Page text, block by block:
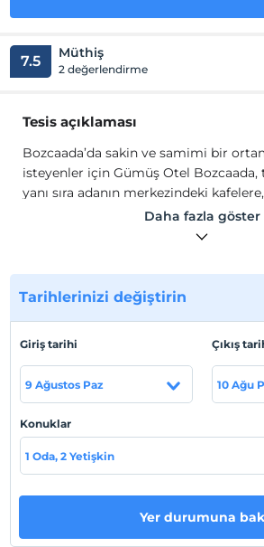
7.5 Müthiş
2 değerlendirme
Tesis açıklaması
Bozcaada’da sakin ve samimi bir
isteyenler için Gümüş Otel Bozcaada,
yanı sıra adanın merkezindeki
adanın önemli noktalarına yakın
banyo, 7/24 sıcak su, havlu seti, terlik,
makinesi, banyo buklet malzemeleri
Tesis lokasyon bilgileri
Çanakkale Bozcaada'da
Haritada
Check/in
Daha fazla göster
Tarihlerinizi değiştirin
Giriş tarihi
9 Ağustos Paz
Çıkış
10 Ağu
Konuklar
1 Oda, 2 Yetişkin
Yer durumuna bak